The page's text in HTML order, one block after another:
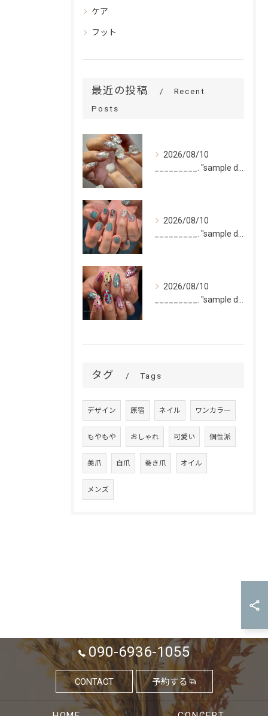
ケア
フット
最近の投稿
Recent
Posts
2026/08/10
2026/08/10
2026/08/10
タグ Tags
デザイン 原宿 ネイル ワンカラー
もやもや おしゃれ 可愛い 個性派
美爪 自爪 巻き爪 オイル
メンズ
090-6936-1055
CONTACT 予約する